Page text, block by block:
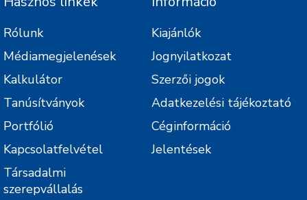
Rólunk
Médiamegjelenések
Kalkulátor
Tanúsítványok
Portfólió
Kapcsolatfelvétel
Társadalmi
szerepvállalás
Kiajánlók
Jognyilatkozat
Szerzői jogok
Adatkezelési tájékoztató
Céginformáció
Jelentések